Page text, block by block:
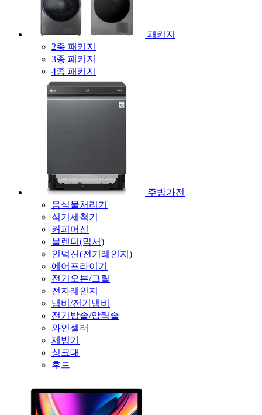
패키지
2종 패키지
3종 패키지
4종 패키지
주방가전
음식물처리기
식기세척기
커피머신
블렌더(믹서)
인덕션(전기레인지)
에어프라이기
전기오븐/그릴
전자레인지
냄비/전기냄비
전기밥솥/압력솥
와인셀러
제빙기
싱크대
후드